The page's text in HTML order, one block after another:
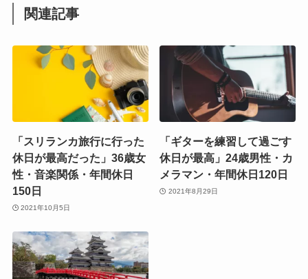
関連記事
「スリランカ旅行に行った
休日が最高だった」36歳女
性・音楽関係・年間休日
150日
2021年10月5日
「ギターを練習して過ごす
休日が最高」24歳男性・カ
メラマン・年間休日120日
2021年8月29日